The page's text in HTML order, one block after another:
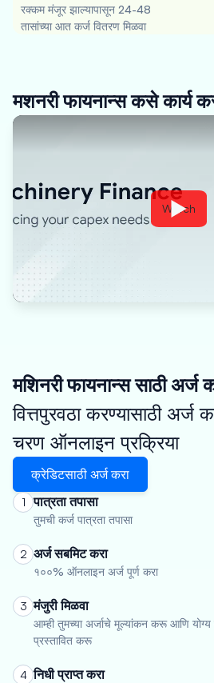
रक्कम मंजूर झाल्यापासून 24-48
तासांच्या आत कर्ज वितरण मिळवा
मशनरी फायनान्स कसे कार्य
Watch
मशिनरी फायनान्स साठी अर्ज
वित्तपुरवठा करण्यासाठी अर्ज
चरण ऑनलाइन प्रक्रिया
क्रेडिटसाठी अर्ज करा
1 पात्रता तपासा
तुमची कर्ज पात्रता तपासा
2 अर्ज सबमिट करा
१००% ऑनलाइन अर्ज पूर्ण करा
3 मंजुरी मिळवा
आम्ही तुमच्या अर्जाचे मूल्यांकन करू आणि योग्य
प्रस्तावित करू
4 निधी प्राप्त करा